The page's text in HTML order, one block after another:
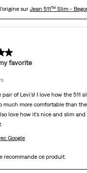
sur Jean 511™ Slim -
favorite
pair of Levi's! I love how the 511
much more comfortable than
love how it's nice and slim
Google
recommande ce produit.